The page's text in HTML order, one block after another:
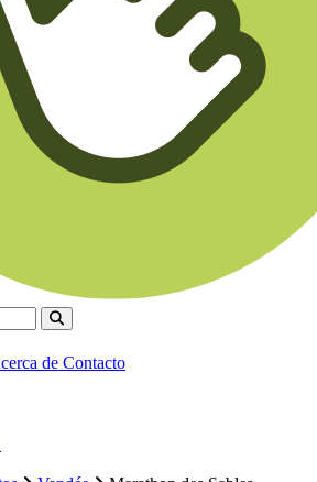
Buscar
de Contacto